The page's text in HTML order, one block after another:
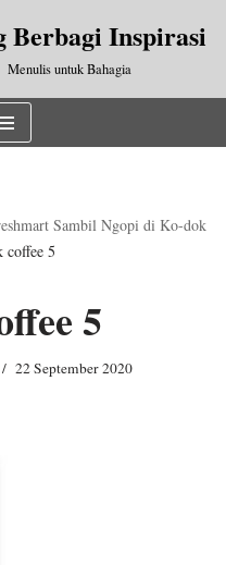
Berbagi Inspirasi
Menulis untuk Bahagia
Sambil Ngopi di Ko-dok
coffee 5
5
22 September 2020